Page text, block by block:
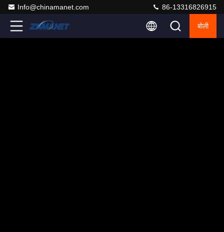
Info@chinamanet.com 86-13316826915
बोली